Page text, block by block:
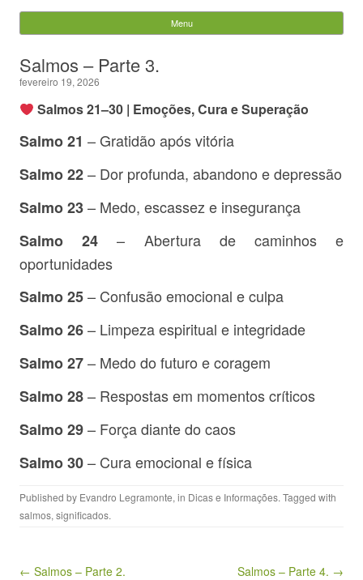
Evandro Legramonte
Menu
Salmos – Parte 3.
fevereiro 19, 2026
Salmos 21–30 | Emoções, Cura e Superação
Salmo 21 – Gratidão após vitória
Salmo 22– Dor profunda, abandono e depressão
Salmo 23– Medo, escassez e insegurança
Salmo 24 – Abertura de caminhos e
oportunidades
Salmo 25– Confusão emocional e culpa
Salmo 26– Limpeza espiritual e integridade
Salmo 27– Medo do futuro e coragem
Salmo 28– Respostas em momentos críticos
Salmo 29– Força diante do caos
Salmo 30– Cura emocional e física
Published by Evandro Legramonte, in Dicas e Informações. Tagged with
salmos, significados.
Post navigation
← Salmos – Parte 2. Salmos – Parte 4. →